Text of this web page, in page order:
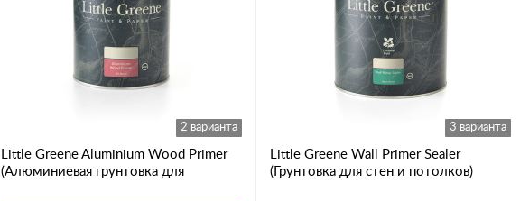
2 варианта
Little Greene Aluminium Wood Primer
(Алюминиевая грунтовка для
3 варианта
Little Greene Wall Primer Sealer
(Грунтовка для стен и потолков)